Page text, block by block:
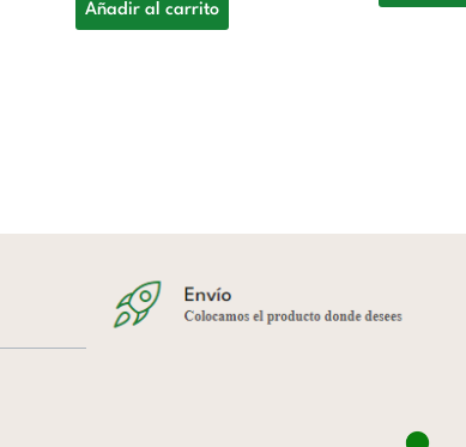
Añadir al carrito